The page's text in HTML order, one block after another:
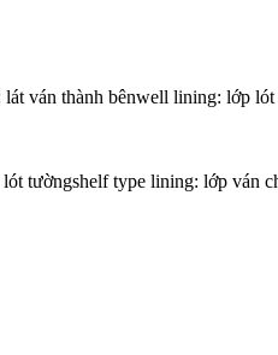
ván thành bênwell lining: lớp lót
tườngshelf type lining: lớp